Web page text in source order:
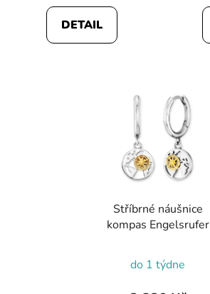
DETAIL
Stříbrné náušnice
kompas Engelsrufer
hodnocení
do 1 týdne